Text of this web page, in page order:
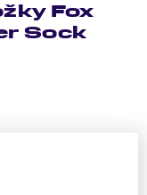
Fox
Sock